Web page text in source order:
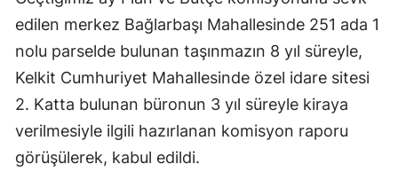
Kastamonu
Kayseri
Kırklareli
Kırşehir
edilen merkez Bağlarbaşı Mahallesinde 251 ada 1
nolu parselde bulunan taşınmazın 8 yıl süreyle,
Kelkit Cumhuriyet Mahallesinde özel idare sitesi
2. Katta bulunan büronun 3 yıl süreyle kiraya
verilmesiyle ilgili hazırlanan komisyon raporu
görüşülerek, kabul edildi.